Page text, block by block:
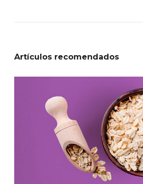
Artículos recomendados